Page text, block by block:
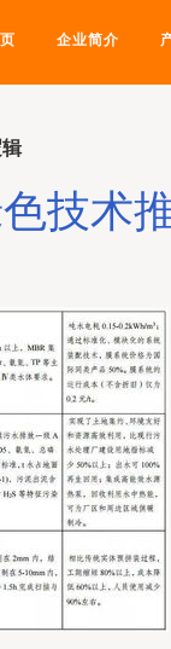
企业简介
技术